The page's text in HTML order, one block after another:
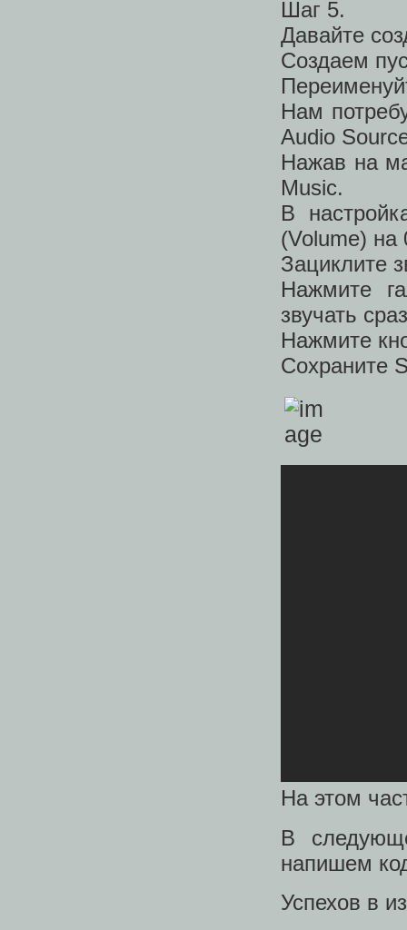
Шаг 5.
Давайте
Создаем
Нам
Audio
Нажав на
Music.
В
(Volume) на
Зациклите
Нажмите
звучать
Нажмите
Сохраните
На этом
В
напишем
Успехов в